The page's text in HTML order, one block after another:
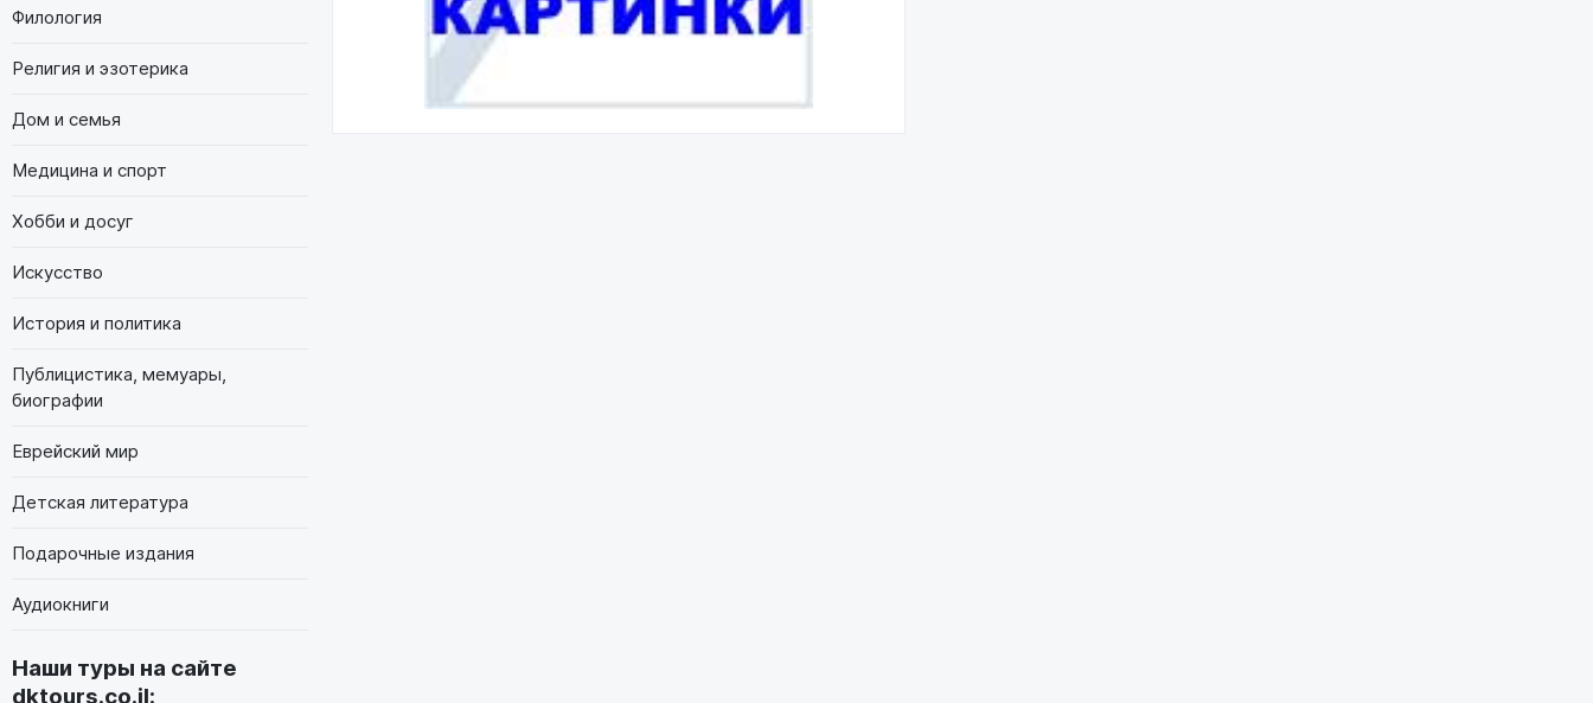
Филология
Религия и эзотерика
Дом и семья
Медицина и спорт
Хобби и досуг
Искусство
История и политика
Публицистика, мемуары,
биографии
Еврейский мир
Детская литература
Подарочные издания
Аудиокниги
Наши туры на сайте
dktours.co.il: